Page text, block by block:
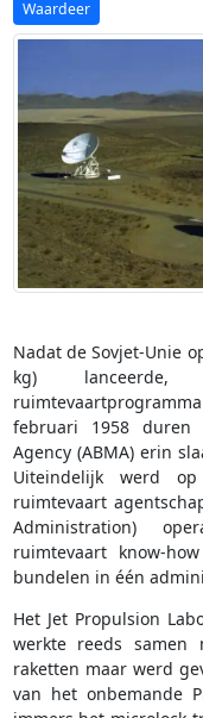
Nadat de Sovjet-Unie
kg) lanceerde,
februari 1958 duren
Agency (ABMA) erin
Uiteindelijk werd
ruimtevaart
Administration)
ruimtevaart know-
bundelen in één
Het Jet Propulsion
werkte reeds samen
raketten maar werd
van het onbemande